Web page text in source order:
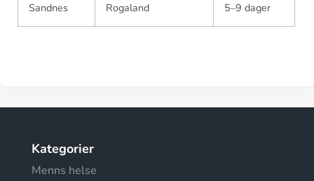
Sandnes Rogaland 5–9 dager
Kategorier
Menns helse